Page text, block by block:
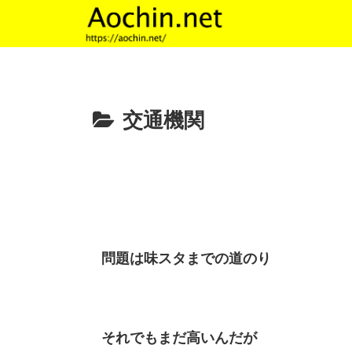
交通機関
問題は味スタまでの道のり
それでもまだ高いんだが